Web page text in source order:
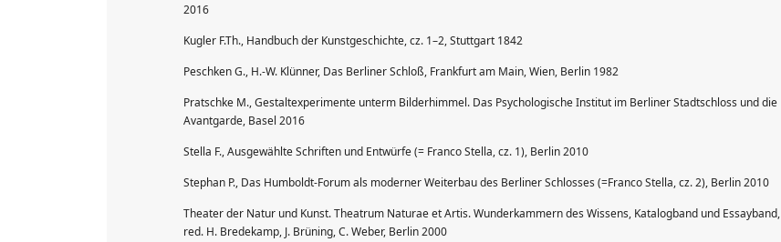
2016
Kugler F.Th., Handbuch der Kunstgeschichte, cz. 1–2, Stuttgart 1842
Peschken G., H.-W. Klünner, Das Berliner Schloß, Frankfurt am Main, Wien, Berlin 1982
Pratschke M., Gestaltexperimente unterm Bilderhimmel. Das Psychologische Institut im Berliner Stadtschloss und die
Avantgarde, Basel 2016
Stella F., Ausgewählte Schriften und Entwürfe (= Franco Stella, cz. 1), Berlin 2010
Stephan P., Das Humboldt-Forum als moderner Weiterbau des Berliner Schlosses (=Franco Stella, cz. 2), Berlin 2010
Theater der Natur und Kunst. Theatrum Naturae et Artis. Wunderkammern des Wissens, Katalogband und Essayband,
red. H. Bredekamp, J. Brüning, C. Weber, Berlin 2000